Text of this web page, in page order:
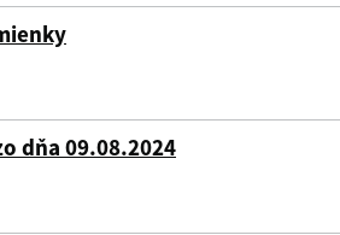
dňa 09.08.2024